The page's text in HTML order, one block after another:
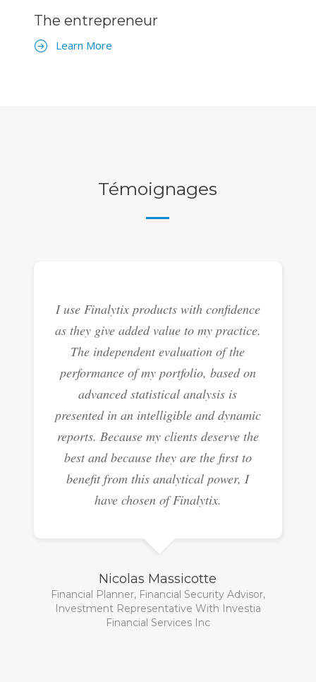
The entrepreneur
Learn More
Témoignages
I use Finalytix products with confidence
as they give added value to my practice.
The independent evaluation of the
performance of my portfolio, based on
advanced statistical analysis is
presented in an intelligible and dynamic
reports. Because my clients deserve the
best and because they are the first to
benefit from this analytical power, I
have chosen of Finalytix.
Nicolas Massicotte
Financial Planner, Financial Security Advisor,
Investment Representative With Investia
Financial Services Inc